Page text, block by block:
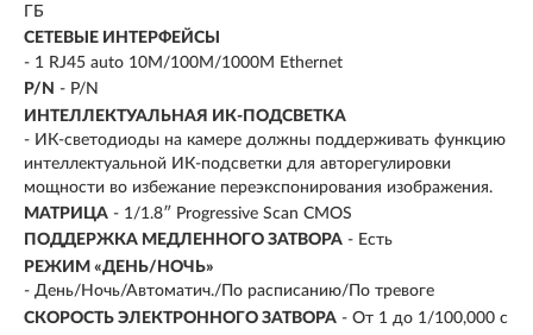
ГБ
СЕТЕВЫЕ ИНТЕРФЕЙСЫ
- 1 RJ45 auto 10M/100M/1000M Ethernet
P/N - P/N
ИНТЕЛЛЕКТУАЛЬНАЯ ИК-ПОДСВЕТКА
- ИК-светодиоды на камере должны поддерживать функцию
интеллектуальной ИК-подсветки для авторегулировки
мощности во избежание переэкспонирования изображения.
МАТРИЦА - 1/1.8″ Progressive Scan CMOS
ПОДДЕРЖКА МЕДЛЕННОГО ЗАТВОРА - Есть
РЕЖИМ «ДЕНЬ/НОЧЬ»
- День/Ночь/Автоматич./По расписанию/По тревоге
СКОРОСТЬ ЭЛЕКТРОННОГО ЗАТВОРА - От 1 до 1/100,000 с